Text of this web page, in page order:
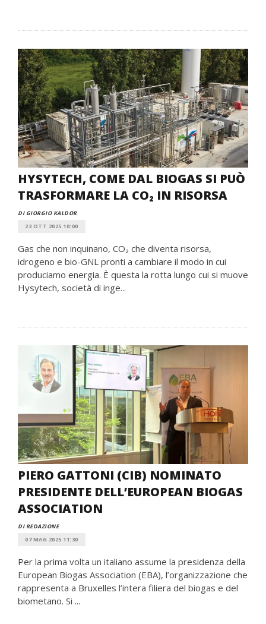
HYSYTECH, COME DAL BIOGAS SI PUÒ
TRASFORMARE LA CO₂ IN RISORSA
DI GIORGIO KALDOR
23 OTT 2025 10:00
Gas che non inquinano, CO₂ che diventa risorsa,
idrogeno e bio-GNL pronti a cambiare il modo in cui
produciamo energia. È questa la rotta lungo cui si muove
Hysytech, società di inge...
PIERO GATTONI (CIB) NOMINATO
PRESIDENTE DELL’EUROPEAN BIOGAS
ASSOCIATION
DI REDAZIONE
07 MAG 2025 11:30
Per la prima volta un italiano assume la presidenza della
European Biogas Association (EBA), l’organizzazione che
rappresenta a Bruxelles l’intera filiera del biogas e del
biometano. Si ...